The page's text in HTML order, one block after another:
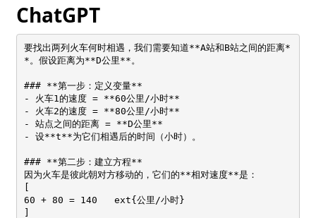
ChatGPT
要找出两列火车何时相遇，我们需要知道**A站和B站之间的距离*
*。假设距离为**D公里**。
### **第一步：定义变量**
- 火车1的速度 = **60公里/小时**
- 火车2的速度 = **80公里/小时**
- 站点之间的距离 = **D公里**
- 设**t**为它们相遇后的时间（小时）。
### **第二步：建立方程**
因为火车是彼此朝对方移动的，它们的**相对速度**是：
60 + 80 = 140 	ext{公里/小时}